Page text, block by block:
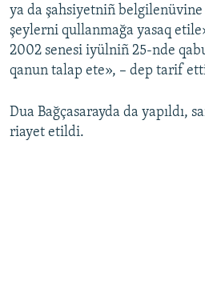
ya da şahsiyetniñ
şeylerni qullanmağa yasaq
2002 senesi iyülniñ 25-nde
qanun talap ete», – dep tarif
Dua Bağçasarayda da yapıldı,
riayet etildi.